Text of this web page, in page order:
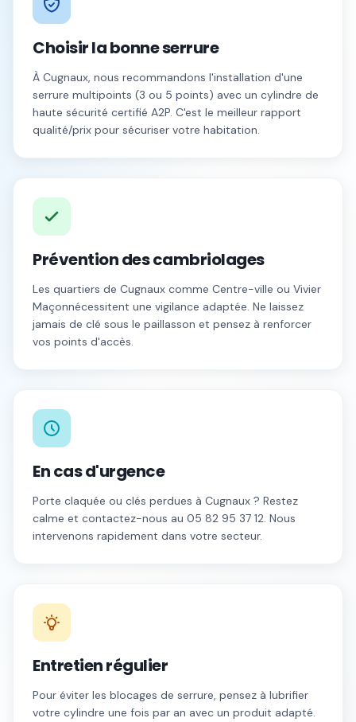
Choisir la bonne serrure
À Cugnaux, nous recommandons l'installation d'une
serrure multipoints (3 ou 5 points) avec un cylindre de
haute sécurité certifié A2P. C'est le meilleur rapport
qualité/prix pour sécuriser votre habitation.
Prévention des cambriolages
Les quartiers de Cugnaux comme Centre-ville ou Vivier
Maçonnécessitent une vigilance adaptée. Ne laissez
jamais de clé sous le paillasson et pensez à renforcer
vos points d'accès.
En cas d'urgence
Porte claquée ou clés perdues à Cugnaux ? Restez
calme et contactez-nous au 05 82 95 37 12. Nous
intervenons rapidement dans votre secteur.
Entretien régulier
Pour éviter les blocages de serrure, pensez à lubrifier
votre cylindre une fois par an avec un produit adapté.